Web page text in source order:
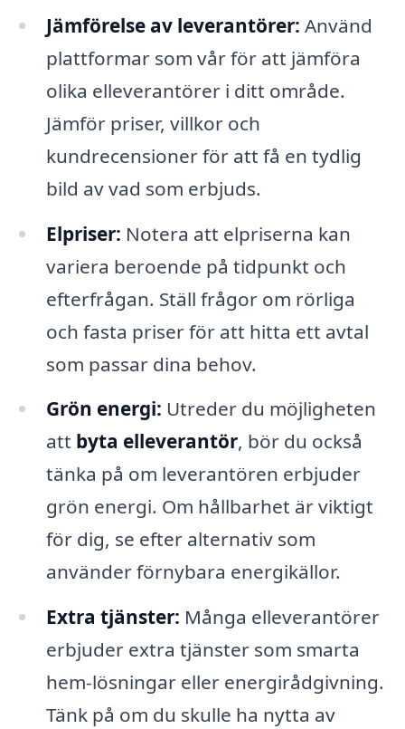
Jämförelse av leverantörer: Använd
plattformar som vår för att jämföra
olika elleverantörer i ditt område.
Jämför priser, villkor och
kundrecensioner för att få en tydlig
bild av vad som erbjuds.
Elpriser: Notera att elpriserna kan
variera beroende på tidpunkt och
efterfrågan. Ställ frågor om rörliga
och fasta priser för att hitta ett avtal
som passar dina behov.
Grön energi: Utreder du möjligheten
att byta elleverantör, bör du också
tänka på om leverantören erbjuder
grön energi. Om hållbarhet är viktigt
för dig, se efter alternativ som
använder förnybara energikällor.
Extra tjänster: Många elleverantörer
erbjuder extra tjänster som smarta
hem-lösningar eller energirådgivning.
Tänk på om du skulle ha nytta av